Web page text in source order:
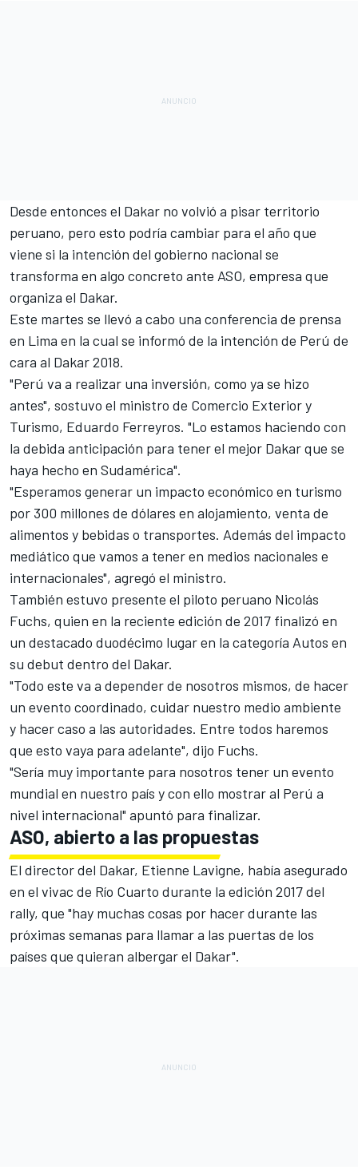
Desde entonces el Dakar no volvió a pisar territorio
peruano, pero esto podría cambiar para el año que
viene si la intención del gobierno nacional se
transforma en algo concreto ante ASO, empresa que
organiza el Dakar.
Este martes se llevó a cabo una conferencia de prensa
en Lima en la cual se informó de la intención de Perú de
cara al Dakar 2018.
"Perú va a realizar una inversión, como ya se hizo
antes", sostuvo el ministro de Comercio Exterior y
Turismo, Eduardo Ferreyros. "Lo estamos haciendo con
la debida anticipación para tener el mejor Dakar que se
haya hecho en Sudamérica".
"Esperamos generar un impacto económico en turismo
por 300 millones de dólares en alojamiento, venta de
alimentos y bebidas o transportes. Además del impacto
mediático que vamos a tener en medios nacionales e
internacionales", agregó el ministro.
También estuvo presente el piloto peruano Nicolás
Fuchs, quien en la reciente edición de 2017 finalizó en
un destacado duodécimo lugar en la categoría Autos en
su debut dentro del Dakar.
"Todo este va a depender de nosotros mismos, de hacer
un evento coordinado, cuidar nuestro medio ambiente
y hacer caso a las autoridades. Entre todos haremos
que esto vaya para adelante", dijo Fuchs.
"Sería muy importante para nosotros tener un evento
mundial en nuestro país y con ello mostrar al Perú a
nivel internacional" apuntó para finalizar.
ASO, abierto a las propuestas
El director del Dakar, Etienne Lavigne, había asegurado
en el vivac de Río Cuarto durante la edición 2017 del
rally, que "hay muchas cosas por hacer durante las
próximas semanas para llamar a las puertas de los
países que quieran albergar el Dakar".